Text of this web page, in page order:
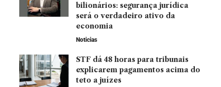
bilionários: segurança jurídica
será o verdadeiro ativo da
economia
Noticias
STF dá 48 horas para tribunais
explicarem pagamentos acima do
teto a juízes